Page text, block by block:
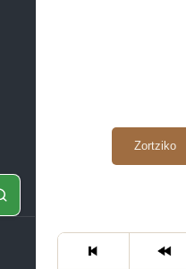
Zortziko